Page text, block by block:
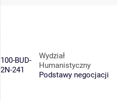
100-BUD-
2N-241
Wydział
Humanistyczny
Podstawy negocjacji